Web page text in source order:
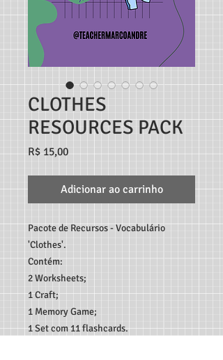
CLOTHES
RESOURCES PACK
R$ 15,00Preço
Adicionar ao carrinho
Pacote de Recursos - Vocabulário
'Clothes'.
Contém:
2 Worksheets;
1 Craft;
1 Memory Game;
1 Set com 11 flashcards.